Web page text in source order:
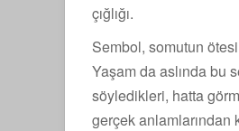
çığlığı.
Sembol, somutun
Yaşam da aslında bu
söyledikleri, hatta
gerçek anlamlarından